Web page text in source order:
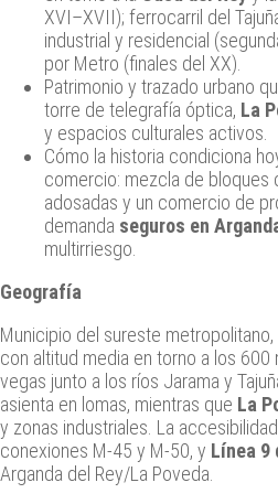
XVI–XVII); ferrocarril del
industrial y residencial
por Metro (finales del XX).
Patrimonio y trazado urbano
torre de telegrafía óptica, La
y espacios culturales activos.
Cómo la historia condiciona
comercio: mezcla de bloques
adosadas y un comercio de
demanda seguros en
multirriesgo.
Geografía
Municipio del sureste
con altitud media en torno a los
vegas junto a los ríos Jarama y
asienta en lomas, mientras que La
y zonas industriales. La
conexiones M-45 y M-50, y Línea 9
Arganda del Rey/La Poveda.